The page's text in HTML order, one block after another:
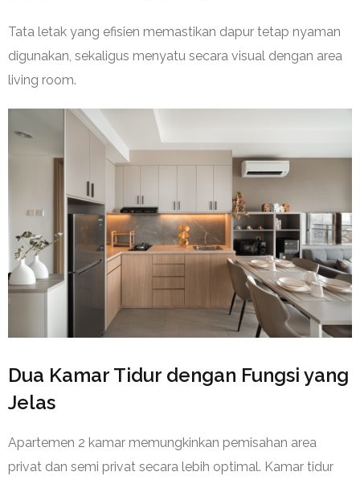
Tata letak yang efisien memastikan dapur tetap nyaman
digunakan, sekaligus menyatu secara visual dengan area
living room.
Dua Kamar Tidur dengan Fungsi yang
Jelas
Apartemen 2 kamar memungkinkan pemisahan area
privat dan semi privat secara lebih optimal. Kamar tidur